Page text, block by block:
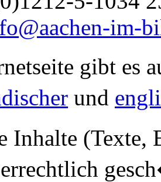
im-
gibt es
und
(Texte,